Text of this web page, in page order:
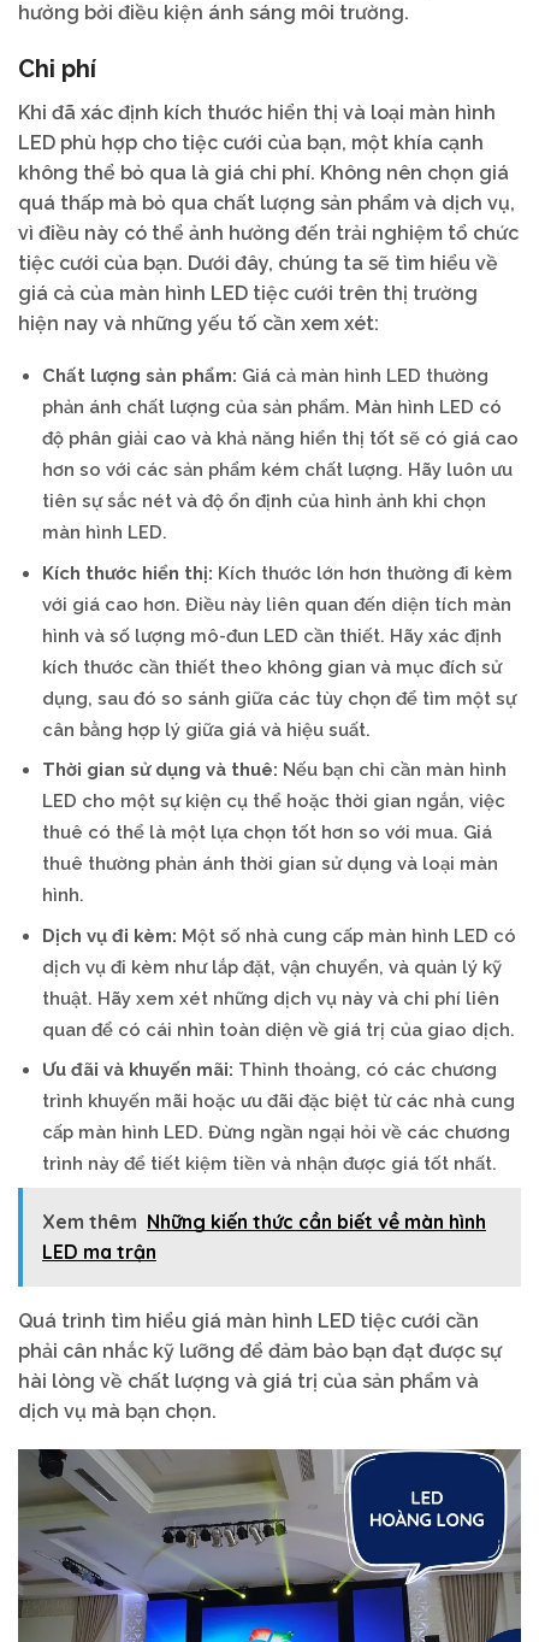
hưởng bởi điều kiện ánh sáng môi trường.
Chi phí
Khi đã xác định kích thước hiển thị và loại màn hình
LED phù hợp cho tiệc cưới của bạn, một khía cạnh
không thể bỏ qua là giá chi phí. Không nên chọn giá
quá thấp mà bỏ qua chất lượng sản phẩm và dịch vụ,
vì điều này có thể ảnh hưởng đến trải nghiệm tổ chức
tiệc cưới của bạn. Dưới đây, chúng ta sẽ tìm hiểu về
giá cả của màn hình LED tiệc cưới trên thị trường
hiện nay và những yếu tố cần xem xét:
Chất lượng sản phẩm: Giá cả màn hình LED thường
phản ánh chất lượng của sản phẩm. Màn hình LED có
độ phân giải cao và khả năng hiển thị tốt sẽ có giá cao
hơn so với các sản phẩm kém chất lượng. Hãy luôn ưu
tiên sự sắc nét và độ ổn định của hình ảnh khi chọn
màn hình LED.
Kích thước hiển thị: Kích thước lớn hơn thường đi kèm
với giá cao hơn. Điều này liên quan đến diện tích màn
hình và số lượng mô-đun LED cần thiết. Hãy xác định
kích thước cần thiết theo không gian và mục đích sử
dụng, sau đó so sánh giữa các tùy chọn để tìm một sự
cân bằng hợp lý giữa giá và hiệu suất.
Thời gian sử dụng và thuê: Nếu bạn chỉ cần màn hình
LED cho một sự kiện cụ thể hoặc thời gian ngắn, việc
thuê có thể là một lựa chọn tốt hơn so với mua. Giá
thuê thường phản ánh thời gian sử dụng và loại màn
hình.
Dịch vụ đi kèm: Một số nhà cung cấp màn hình LED có
dịch vụ đi kèm như lắp đặt, vận chuyển, và quản lý kỹ
thuật. Hãy xem xét những dịch vụ này và chi phí liên
quan để có cái nhìn toàn diện về giá trị của giao dịch.
Ưu đãi và khuyến mãi: Thỉnh thoảng, có các chương
trình khuyến mãi hoặc ưu đãi đặc biệt từ các nhà cung
cấp màn hình LED. Đừng ngần ngại hỏi về các chương
trình này để tiết kiệm tiền và nhận được giá tốt nhất.
Xem thêm Những kiến thức cần biết về màn hình
LED ma trận
Quá trình tìm hiểu giá màn hình LED tiệc cưới cần
phải cân nhắc kỹ lưỡng để đảm bảo bạn đạt được sự
hài lòng về chất lượng và giá trị của sản phẩm và
dịch vụ mà bạn chọn.